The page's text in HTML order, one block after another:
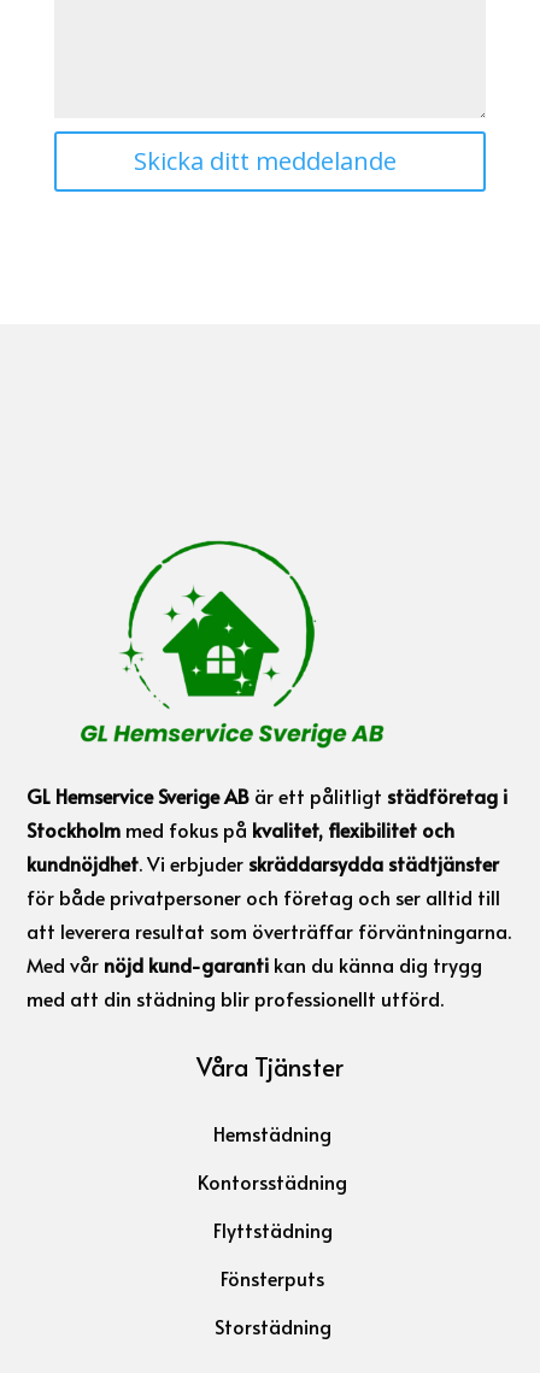
Skicka ditt meddelande
GL Hemservice Sverige AB är ett pålitligt städföretag i
Stockholm med fokus på kvalitet, flexibilitet och
kundnöjdhet. Vi erbjuder skräddarsydda städtjänster
för både privatpersoner och företag och ser alltid till
att leverera resultat som överträffar förväntningarna.
Med vår nöjd kund-garanti kan du känna dig trygg
med att din städning blir professionellt utförd.
Våra Tjänster
Hemstädning
Kontorsstädning
Flyttstädning
Fönsterputs
Storstädning